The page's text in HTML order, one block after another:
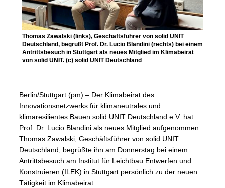
Thomas Zawalski (links), Geschäftsführer von solid UNIT
Deutschland, begrüßt Prof. Dr. Lucio Blandini (rechts) bei einem
Antrittsbesuch in Stuttgart als neues Mitglied im Klimabeirat
von solid UNIT. (c) solid UNIT Deutschland
Berlin/Stuttgart (pm) – Der Klimabeirat des
Innovationsnetzwerks für klimaneutrales und
klimaresilientes Bauen solid UNIT Deutschland e.V. hat
Prof. Dr. Lucio Blandini als neues Mitglied aufgenommen.
Thomas Zawalski, Geschäftsführer von solid UNIT
Deutschland, begrüßte ihn am Donnerstag bei einem
Antrittsbesuch am Institut für Leichtbau Entwerfen und
Konstruieren (ILEK) in Stuttgart persönlich zu der neuen
Tätigkeit im Klimabeirat.